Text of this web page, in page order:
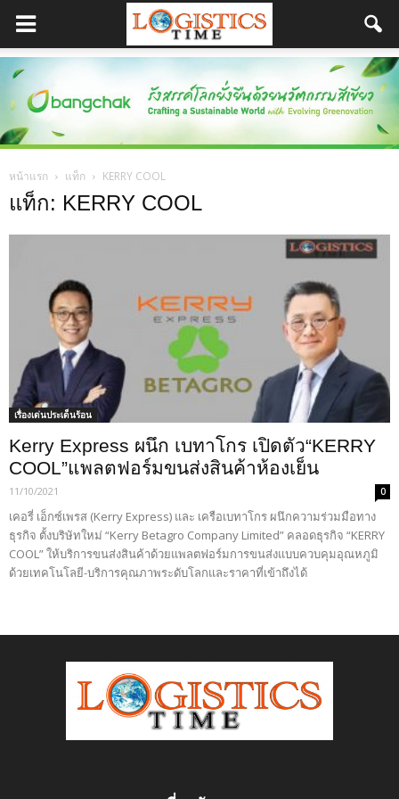
หน้าแรก แท็ก KERRY COOL
แท็ก: KERRY COOL
เรื่องเด่นประเด็นร้อน
Kerry Express ผนึก เบทาโกร เปิดตัว“KERRY
COOL”แพลตฟอร์มขนส่งสินค้าห้องเย็น
11/10/2021 0
เคอรี่ เอ็กซ์เพรส (Kerry Express) และ เครือเบทาโกร ผนึกความร่วมมือทาง
ธุรกิจ ตั้งบริษัทใหม่ “Kerry Betagro Company Limited” คลอดธุรกิจ “KERRY
COOL” ให้บริการขนส่งสินค้าด้วยแพลตฟอร์มการขนส่งแบบควบคุมอุณหภูมิ
ด้วยเทคโนโลยี-บริการคุณภาพระดับโลกและราคาที่เข้าถึงได้